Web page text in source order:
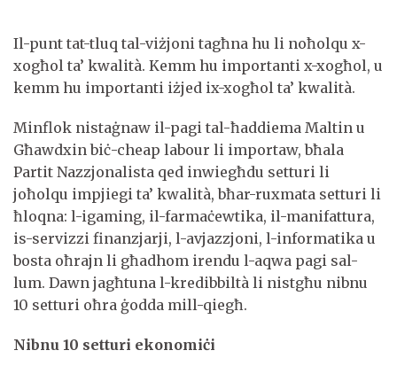
Il-punt tat-tluq tal-viżjoni tagħna hu li noħolqu x-
xogħol ta’ kwalità. Kemm hu importanti x-xogħol, u
kemm hu importanti iżjed ix-xogħol ta’ kwalità.
Minflok nistaġnaw il-pagi tal-ħaddiema Maltin u
Għawdxin biċ-cheap labour li importaw, bħala
Partit Nazzjonalista qed inwiegħdu setturi li
joħolqu impjiegi ta’ kwalità, bħar-ruxmata setturi li
ħloqna: l-igaming, il-farmaċewtika, il-manifattura,
is-servizzi finanzjarji, l-avjazzjoni, l-informatika u
bosta oħrajn li għadhom irendu l-aqwa pagi sal-
lum. Dawn jagħtuna l-kredibbiltà li nistgħu nibnu
10 setturi oħra ġodda mill-qiegħ.
Nibnu 10 setturi ekonomiċi